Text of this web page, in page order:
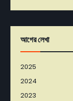
আগের লেখা
2025
2024
2023